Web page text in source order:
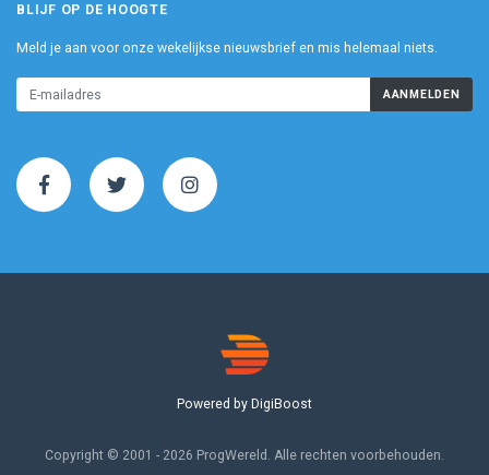
BLIJF OP DE HOOGTE
Meld je aan voor onze wekelijkse nieuwsbrief en mis helemaal niets.
AANMELDEN
Powered by DigiBoost
Copyright © 2001 - 2026 ProgWereld. Alle rechten voorbehouden.